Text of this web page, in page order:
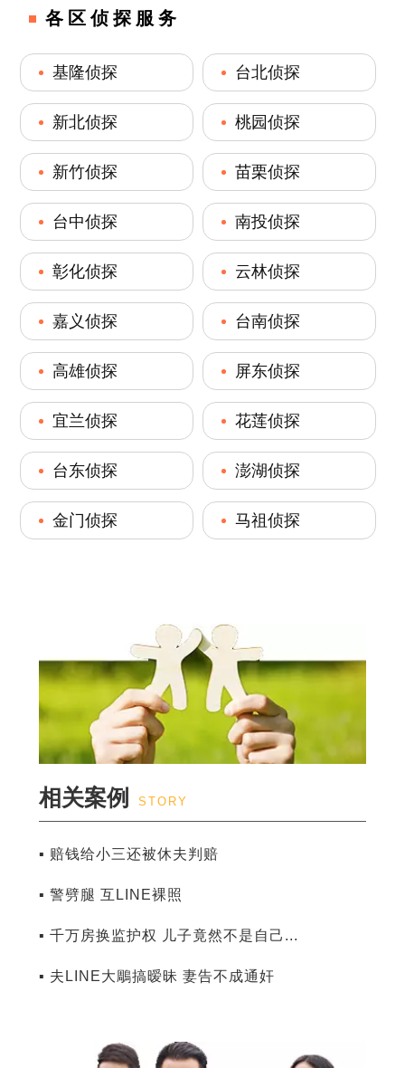
各区侦探服务
基隆侦探 台北侦探
新北侦探 桃园侦探
新竹侦探 苗栗侦探
台中侦探 南投侦探
彰化侦探 云林侦探
嘉义侦探 台南侦探
高雄侦探 屏东侦探
宜兰侦探 花莲侦探
台东侦探 澎湖侦探
金门侦探 马祖侦探
相关案例 STORY
▪ 赔钱给小三还被休夫判赔
▪ 警劈腿 互LINE裸照
▪ 千万房换监护权 儿子竟然不是自己...
▪ 夫LINE大鵰搞暧昧 妻告不成通奸